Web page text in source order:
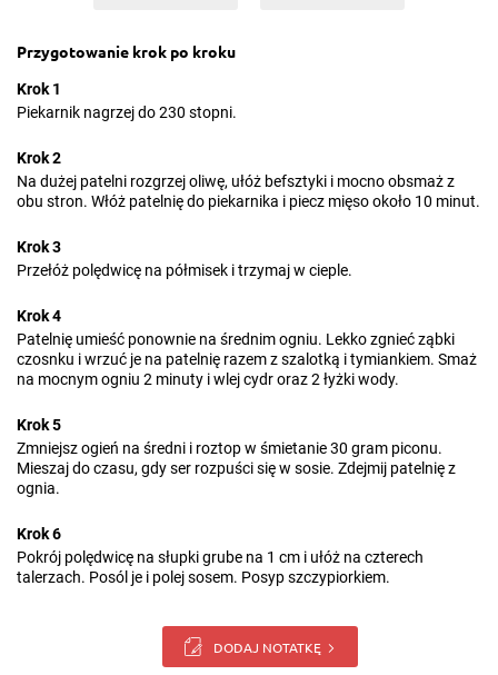
Przygotowanie krok po kroku
Krok 1
Piekarnik nagrzej do 230 stopni.
Krok 2
Na dużej patelni rozgrzej oliwę, ułóż befsztyki i mocno obsmaż z
obu stron. Włóż patelnię do piekarnika i piecz mięso około 10 minut.
Krok 3
Przełóż polędwicę na półmisek i trzymaj w cieple.
Krok 4
Patelnię umieść ponownie na średnim ogniu. Lekko zgnieć ząbki
czosnku i wrzuć je na patelnię razem z szalotką i tymiankiem. Smaż
na mocnym ogniu 2 minuty i wlej cydr oraz 2 łyżki wody.
Krok 5
Zmniejsz ogień na średni i roztop w śmietanie 30 gram piconu.
Mieszaj do czasu, gdy ser rozpuści się w sosie. Zdejmij patelnię z
ognia.
Krok 6
Pokrój polędwicę na słupki grube na 1 cm i ułóż na czterech
talerzach. Posól je i polej sosem. Posyp szczypiorkiem.
DODAJ NOTATKĘ